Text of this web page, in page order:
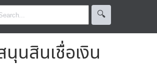
🔍︎
นสินเชื่อเงิน